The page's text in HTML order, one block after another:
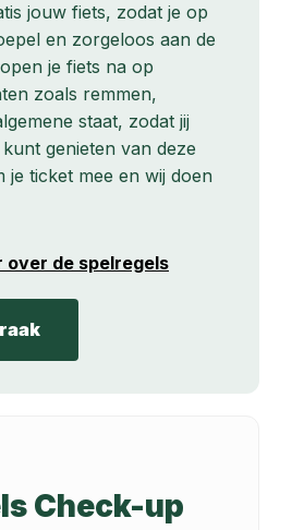
jouw fiets, zodat je op
en zorgeloos aan de
je fiets na op
zoals remmen,
staat, zodat jij
genieten van deze
je ticket mee en wij doen
over de spelregels
Check-up